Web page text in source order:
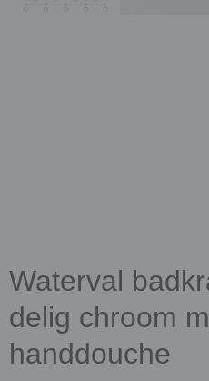
Waterval
delig chroom
handdouche